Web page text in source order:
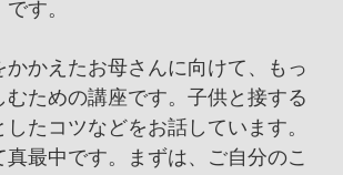
す。
かえたお母さんに向けて、もっ
むための講座です。子供と接する
たコツなどをお話しています。
最中です。まずは、ご自分のこ